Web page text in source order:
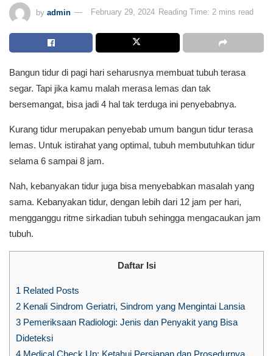
by admin February 29, 2024 Reading Time: 2 mins read
Bangun tidur di pagi hari seharusnya membuat tubuh terasa
segar. Tapi jika kamu malah merasa lemas dan tak
bersemangat, bisa jadi 4 hal tak terduga ini penyebabnya.
Kurang tidur merupakan penyebab umum bangun tidur terasa
lemas. Untuk istirahat yang optimal, tubuh membutuhkan tidur
selama 6 sampai 8 jam.
Nah, kebanyakan tidur juga bisa menyebabkan masalah yang
sama. Kebanyakan tidur, dengan lebih dari 12 jam per hari,
mengganggu ritme sirkadian tubuh sehingga mengacaukan jam
tubuh.
Daftar Isi
1 Related Posts
2 Kenali Sindrom Geriatri, Sindrom yang Mengintai Lansia
3 Pemeriksaan Radiologi: Jenis dan Penyakit yang Bisa
Dideteksi
4 Medical Check Up: Ketahui Persiapan dan Prosedurnya